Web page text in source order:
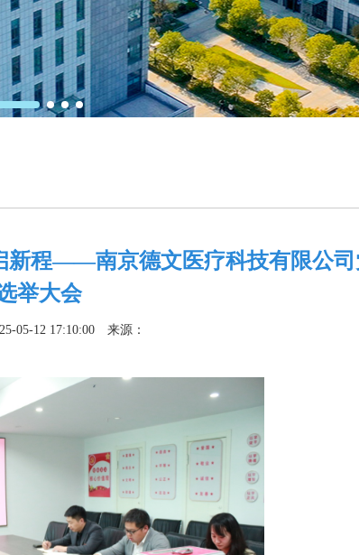
新程——南京德文医疗科技有限公
举大会
05-12 17:10:00 来源：